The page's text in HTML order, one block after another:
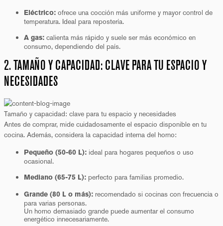
Eléctrico: ofrece una cocción más uniforme y mayor control de
temperatura. Ideal para repostería.
A gas: calienta más rápido y suele ser más económico en
consumo, dependiendo del país.
2. TAMAÑO Y CAPACIDAD: CLAVE PARA TU ESPACIO Y
NECESIDADES
Tamaño y capacidad: clave para tu espacio y necesidades
Antes de comprar, mide cuidadosamente el espacio disponible en tu
cocina. Además, considera la capacidad interna del horno:
Pequeño (50-60 L): ideal para hogares pequeños o uso
ocasional.
Mediano (65-75 L): perfecto para familias promedio.
Grande (80 L o más): recomendado si cocinas con frecuencia o
para varias personas.
Un horno demasiado grande puede aumentar el consumo
energético innecesariamente.